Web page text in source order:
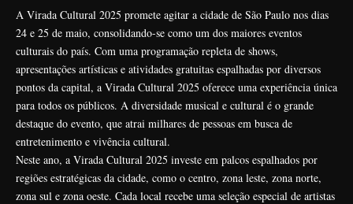
A Virada Cultural 2025 promete agitar a cidade de São Paulo nos dias
24 e 25 de maio, consolidando-se como um dos maiores eventos
culturais do país. Com uma programação repleta de shows,
apresentações artísticas e atividades gratuitas espalhadas por diversos
pontos da capital, a Virada Cultural 2025 oferece uma experiência única
para todos os públicos. A diversidade musical e cultural é o grande
destaque do evento, que atrai milhares de pessoas em busca de
entretenimento e vivência cultural.
Neste ano, a Virada Cultural 2025 investe em palcos espalhados por
regiões estratégicas da cidade, como o centro, zona leste, zona norte,
zona sul e zona oeste. Cada local recebe uma seleção especial de artistas